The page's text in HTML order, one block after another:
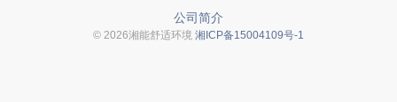
公司简介
© 2026湘能舒适环境 湘ICP备15004109号-1